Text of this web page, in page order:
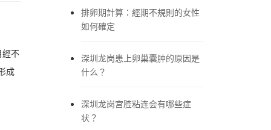
經不
成
排卵期計算：經期不規則的女性
如何確定
深圳龙岗患上卵巢囊肿的原因是
什么？
深圳龙岗宫腔粘连会有哪些症
状？